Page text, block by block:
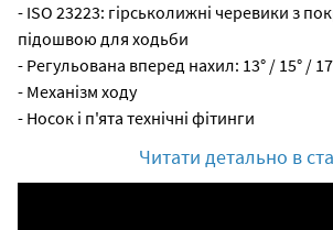
- ISO 23223: гірськолижні черевики з
підошвою для ходьби
- Регульована вперед нахил: 13° / 15° /
- Механізм ходу
- Носок і п'ята технічні фітинги
Читати детально в